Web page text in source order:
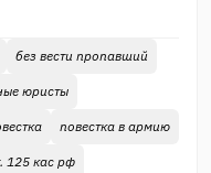
без вести пропавший
юристы
повестка в армию
125 кас рф